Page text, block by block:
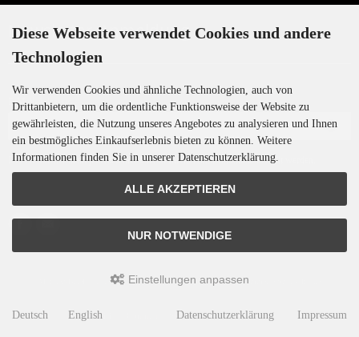
Newsletter-Anmeldung
E-Mail-Adresse:
Der Newsletter kann jederzeit hier oder in Ihrem Kundenkonto abbestellt werden.
Motoren-Israel © 2026 | Template © 2009-2026 bymodified eCommerce Shopsoftware
mod ified eCommerce Shopsoftware © 2009-2026
Diese Webseite verwendet Cookies und andere
Technologien
Wir verwenden Cookies und ähnliche Technologien, auch von
Drittanbietern, um die ordentliche Funktionsweise der Website zu
gewährleisten, die Nutzung unseres Angebotes zu analysieren und Ihnen
ein bestmögliches Einkaufserlebnis bieten zu können. Weitere
Informationen finden Sie in unserer Datenschutzerklärung.
ALLE AKZEPTIEREN
NUR NOTWENDIGE
Einstellungen anpassen
Deutsch English Datenschutzerklärung Impressum